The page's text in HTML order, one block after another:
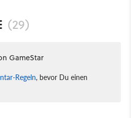
(29)
GameStar
Regeln, bevor Du einen